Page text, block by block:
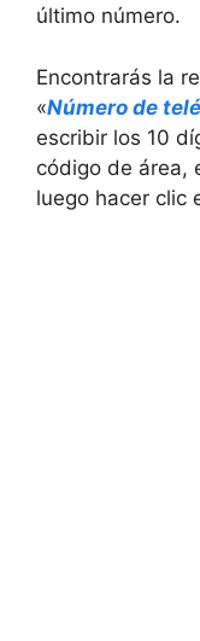
último número.
Encontrarás la
«Número de
escribir los 10
código de área,
luego hacer clic